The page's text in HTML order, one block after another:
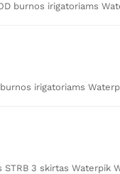
burnos irigatoriams
irigatoriams
3 skirtas Waterpik